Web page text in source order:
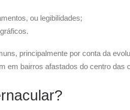
ou legibilidades;
principalmente por conta da
em bairros afastados do centro das